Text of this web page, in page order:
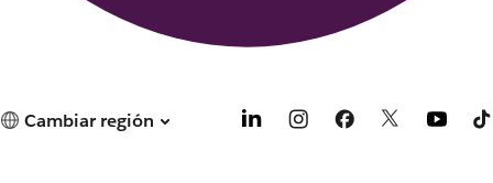
Cambiar región